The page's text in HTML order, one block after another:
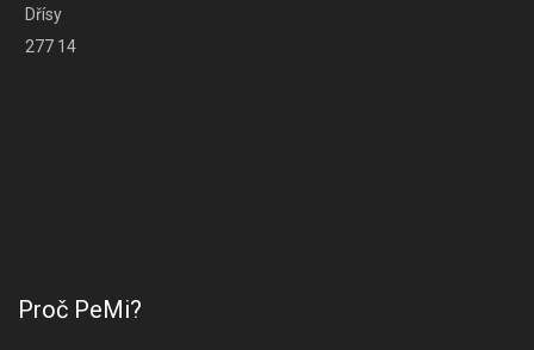
Dřísy
277 14
Proč PeMi?